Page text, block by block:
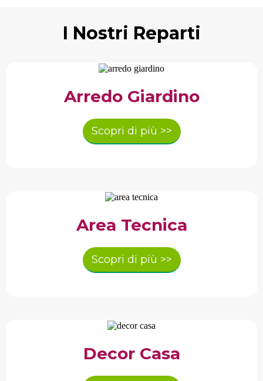
I Nostri Reparti
Arredo Giardino
Scopri di più >>
Area Tecnica
Scopri di più >>
Decor Casa